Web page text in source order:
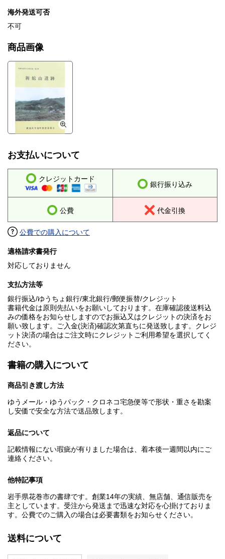
海外発送可否
不可
商品画像
お支払いについて
クレジットカード
銀行振り込み
公費 代金引換
公費での購入について
適格請求書発行
対応しておりません
支払方法等
銀行振込/ゆうちょ銀行/東北銀行/郵便振替/クレジット
書籍代金は原則先払いをお願いしております。在庫確認後送料込
みの価格をお知らせしますのでお振込又はクレジットの決済をお
願い致します。ご入金(決済)確認次第直ちに発送致します。クレジ
ット決済の場合はご注文時にクレジットご利用希望を選択してく
ださい。
書籍の購入について
商品引き渡し方法
ゆうメール・ゆうパック・クロネコ宅急便等で形状・重さを勘案
し安価で安全な方法で送品致します。
返品について
記載情報にない瑕疵が有りました場合は、着本後一週間以内にご
連絡ください。
他特記事項
岩手県花巻市の書肆です。創業14年の実績、無店舗、通信販売を
主としています。受注から発送まで迅速な対応を心掛けておりま
す。公費でのご購入の場合は必要書類をお知らせください。
送料について